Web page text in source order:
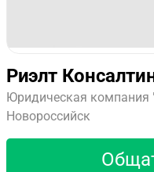
Риэлт
Юридическая компания
Новороссийск